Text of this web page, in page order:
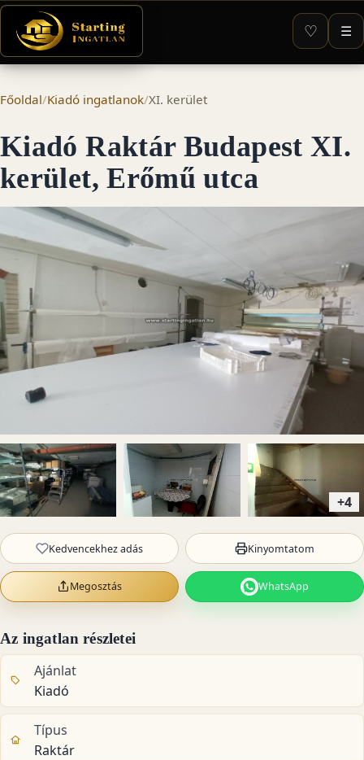
♡ ☰
Főoldal/Kiadó ingatlanok/XI. kerület
Kiadó Raktár Budapest XI.
kerület, Erőmű utca
+4
Kedvencekhez adás Kinyomtatom
Megosztás WhatsApp
Az ingatlan részletei
Ajánlat
Kiadó
Típus
Raktár